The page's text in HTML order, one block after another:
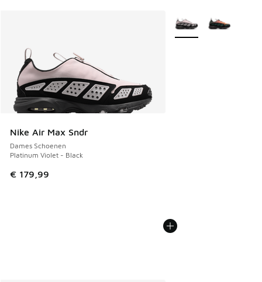
Nike Air Max Sndr
Dames Schoenen
Platinum Violet - Black
€ 179,99
Meer kleuren